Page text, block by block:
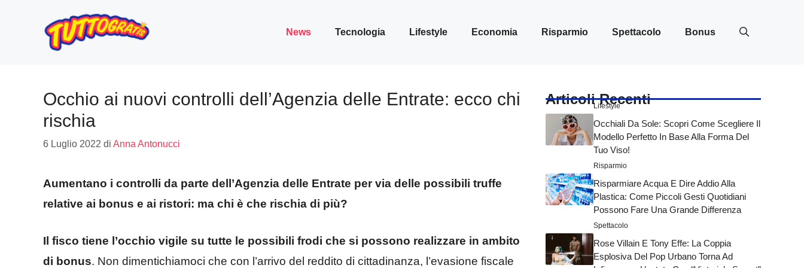
contenuto
News Tecnologia Lifestyle Economia Risparmio Spettacolo Bonus
Occhio ai nuovi controlli dell’Agenzia delle Entrate: ecco chi
rischia
6 Luglio 2022 di Anna Antonucci
Aumentano i controlli da parte dell’Agenzia delle Entrate per via delle possibili truffe
relative ai bonus e ai ristori: ma chi è che rischia di più?
Il fisco tiene l’occhio vigile su tutte le possibili frodi che si possono realizzare in ambito
di bonus. Non dimentichiamoci che con l’arrivo del reddito di cittadinanza, l’evasione fiscale
Articoli Recenti
Lifestyle
Occhiali Da Sole: Scopri Come Scegliere Il
Modello Perfetto In Base Alla Forma Del
Tuo Viso!
Risparmio
Risparmiare Acqua E Dire Addio Alla
Plastica: Come Piccoli Gesti Quotidiani
Possono Fare Una Grande Differenza
Spettacolo
Rose Villain E Tony Effe: La Coppia
Esplosiva Del Pop Urbano Torna Ad